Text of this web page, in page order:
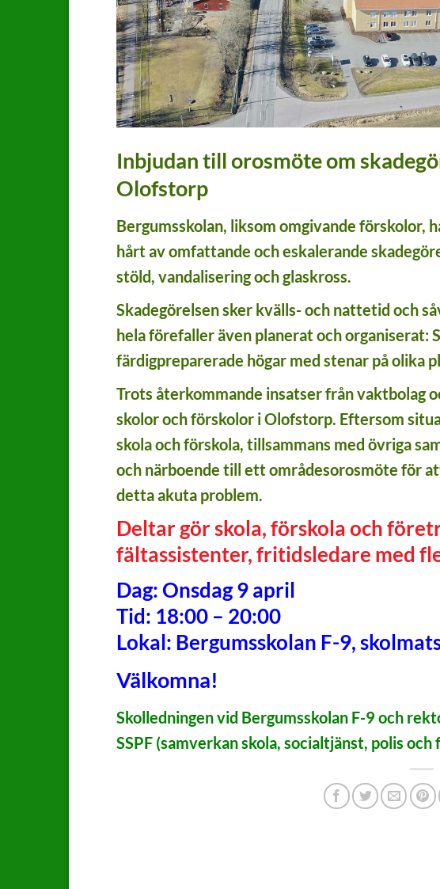
Inbjudan till orosmöte om
Olofstorp
Bergumsskolan, liksom omgivande förskolor,
hårt av omfattande och eskalerande
stöld, vandalisering och glaskross.
Skadegörelsen sker kvälls- och nattetid och
hela förefaller även planerat och organiserat:
färdigpreparerade högar med stenar på olika
Trots återkommande insatser från vaktbolag
skolor och förskolor i Olofstorp. Eftersom
skola och förskola, tillsammans med övriga
och närboende till ett områdesorosmöte för
detta akuta problem.
Deltar gör skola, förskola och
fältassistenter, fritidsledare med
Dag: Onsdag 9 april
Tid: 18:00 – 20:00
Lokal: Bergumsskolan F-9,
Välkomna!
Skolledningen vid Bergumsskolan F-9 och
SSPF (samverkan skola, socialtjänst, polis och